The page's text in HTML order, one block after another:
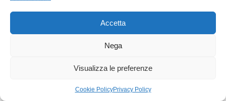
Accetta
Nega
Visualizza le preferenze
Cookie PolicyPrivacy Policy
di un display a coloritouch screen
capacitivo o resistivocon montaggio
verticale o orizzontale da 4,3” pollici e di
Adatto per le grandi aziende ma anche per